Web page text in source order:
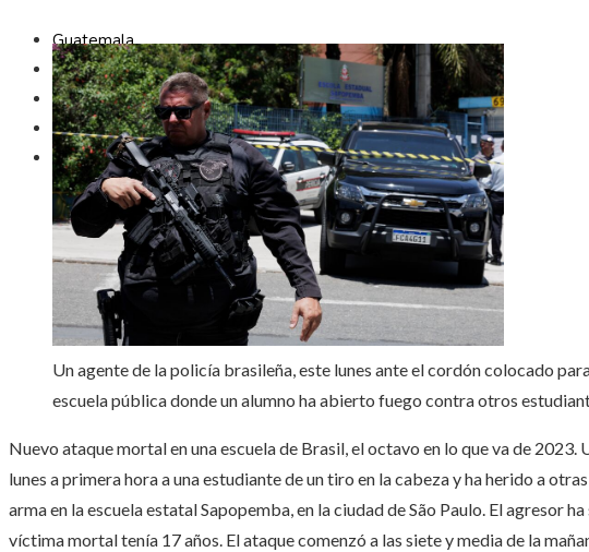
Guatemala
Inversiones y negocios
Ciencia y tecnología
Cultura y ocio
Responsabilidad social
Un agente de la policía brasileña, este lunes ante el cordón colocado
escuela pública donde un alumno ha abierto fuego contra otros
Nuevo ataque mortal en una escuela de Brasil, el octavo en lo que va de 2023.
lunes a primera hora a una estudiante de un tiro en la cabeza y ha herido a
arma en la escuela estatal Sapopemba, en la ciudad de São Paulo. El agresor
víctima mortal tenía 17 años. El ataque comenzó a las siete y media de la